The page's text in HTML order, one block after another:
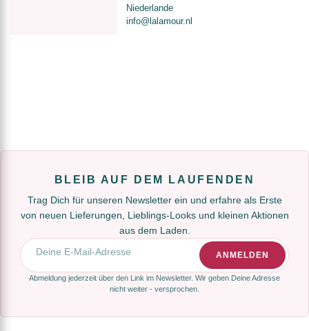
Niederlande
info@lalamour.nl
BLEIB AUF DEM LAUFENDEN
Trag Dich für unseren Newsletter ein und erfahre als Erste
von neuen Lieferungen, Lieblings-Looks und kleinen Aktionen
aus dem Laden.
E-Mail-Adresse
ANMELDEN
Abmeldung jederzeit über den Link im Newsletter. Wir geben Deine Adresse
nicht weiter - versprochen.